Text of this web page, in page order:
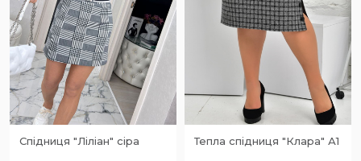
Спідниця "Ліліан" сіра Тепла спідниця "Клара" А1